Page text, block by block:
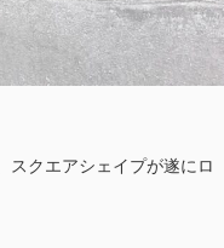
スクエアシェイプが遂にロ